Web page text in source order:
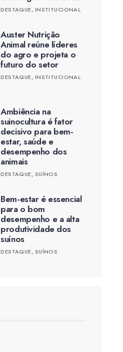
DESTAQUE, INSTITUCIONAL
Auster Nutrição
Animal reúne líderes
do agro e projeta o
futuro do setor
DESTAQUE, INSTITUCIONAL
Ambiência na
suinocultura é fator
decisivo para bem-
estar, saúde e
desempenho dos
animais
DESTAQUE, SUÍNOS
Bem-estar é essencial
para o bom
desempenho e a alta
produtividade dos
suínos
DESTAQUE, SUÍNOS